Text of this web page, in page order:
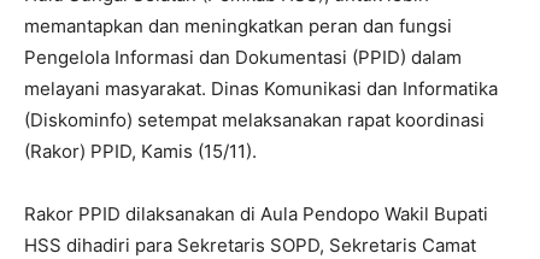
memantapkan dan meningkatkan peran dan fungsi
Pengelola Informasi dan Dokumentasi (PPID) dalam
melayani masyarakat. Dinas Komunikasi dan Informatika
(Diskominfo) setempat melaksanakan rapat koordinasi
(Rakor) PPID, Kamis (15/11).
Rakor PPID dilaksanakan di Aula Pendopo Wakil Bupati
HSS dihadiri para Sekretaris SOPD, Sekretaris Camat